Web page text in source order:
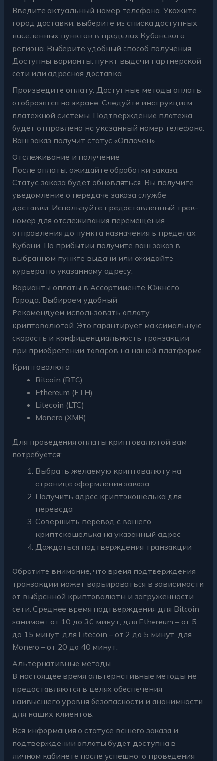
Введите актуальный номер телефона. Укажите
город доставки, выберите из списка доступных
населенных пунктов в пределах Кубанского
региона. Выберите удобный способ получения.
Доступны варианты: пункт выдачи партнерской
сети или адресная доставка.
Произведите оплату. Доступные методы оплаты
отобразятся на экране. Следуйте инструкциям
платежной системы. Подтверждение платежа
будет отправлено на указанный номер телефона.
Ваш заказ получит статус «Оплачен».
Отслеживание и получение
После оплаты, ожидайте обработки заказа.
Статус заказа будет обновляться. Вы получите
уведомление о передаче заказа службе
доставки. Используйте предоставленный трек-
номер для отслеживания перемещения
отправления до пункта назначения в пределах
Кубани. По прибытии получите ваш заказ в
выбранном пункте выдачи или ожидайте
курьера по указанному адресу.
Варианты оплаты в Ассортименте Южного
Города: Выбираем удобный
Рекомендуем использовать оплату
криптовалютой. Это гарантирует максимальную
скорость и конфиденциальность транзакции
при приобретении товаров на нашей платформе.
Криптовалюта
Bitcoin (BTC)
Ethereum (ETH)
Litecoin (LTC)
Monero (XMR)
Для проведения оплаты криптовалютой вам
потребуется:
Выбрать желаемую криптовалюту на
странице оформления заказа
Получить адрес криптокошелька для
перевода
Совершить перевод с вашего
криптокошелька на указанный адрес
Дождаться подтверждения транзакции
Обратите внимание, что время подтверждения
транзакции может варьироваться в зависимости
от выбранной криптовалюты и загруженности
сети. Среднее время подтверждения для Bitcoin
занимает от 10 до 30 минут, для Ethereum – от 5
до 15 минут, для Litecoin – от 2 до 5 минут, для
Monero – от 20 до 40 минут.
Альтернативные методы
В настоящее время альтернативные методы не
предоставляются в целях обеспечения
наивысшего уровня безопасности и анонимности
для наших клиентов.
Вся информация о статусе вашего заказа и
подтверждении оплаты будет доступна в
личном кабинете после успешного проведения